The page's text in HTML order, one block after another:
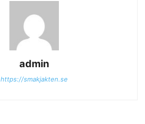
admin
https://smakjakten.se